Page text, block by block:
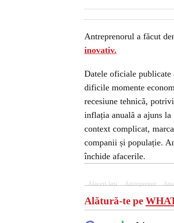
Antreprenorul a făcut
inovativ.
Datele oficiale
dificile momente
recesiune tehnică,
inflația anuală a ajuns
context complicat,
companii și populație.
închide afacerile.
Afaceri Iași Antreprenor
Alătură-te pe